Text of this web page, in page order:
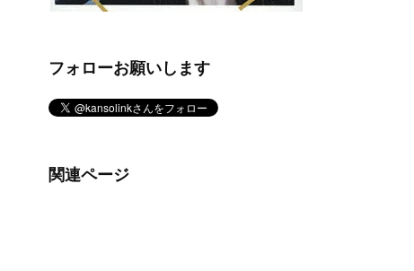
フォローお願いします
関連ページ